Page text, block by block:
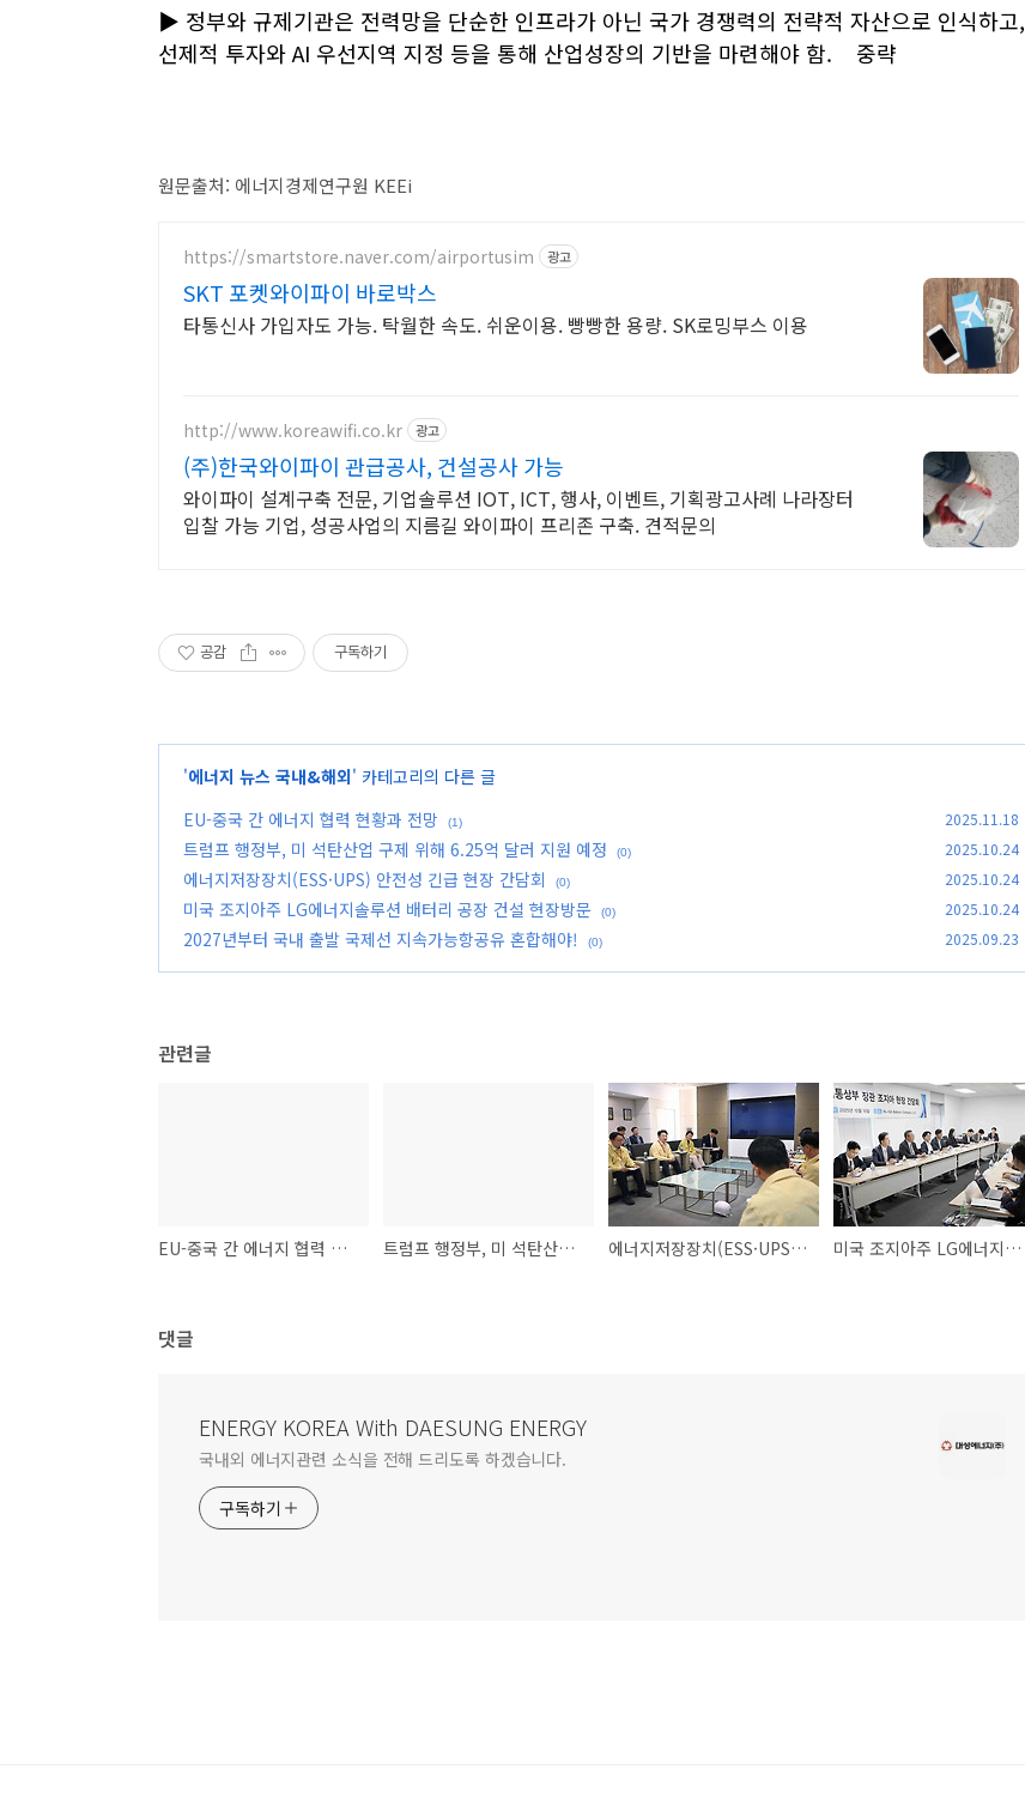
▶ 정부와 규제기관은 전력망을 단순한 인프라가 아닌 국가 경쟁력의 전략적 자산으로 인식하고,
선제적 투자와 AI 우선지역 지정 등을 통해 산업성장의 기반을 마련해야 함. 중략
원문출처: 에너지경제연구원 KEEi
https://smartstore.naver.com/airportusim 광고
SKT 포켓와이파이 바로박스
타통신사 가입자도 가능. 탁월한 속도. 쉬운이용. 빵빵한 용량. SK로밍부스 이용
http://www.koreawifi.co.kr 광고
(주)한국와이파이 관급공사, 건설공사 가능
와이파이 설계구축 전문, 기업솔루션 IOT, ICT, 행사, 이벤트, 기획광고사례 나라장터
입찰 가능 기업, 성공사업의 지름길 와이파이 프리존 구축. 견적문의
공감 구독하기
'에너지 뉴스 국내&해외' 카테고리의 다른 글
EU-중국 간 에너지 협력 현황과 전망
(1) 2025.11.18
트럼프 행정부, 미 석탄산업 구제 위해 6.25억 달러 지원 예정 (0) 2025.10.24
에너지저장장치(ESS·UPS) 안전성 긴급 현장 간담회 (0) 2025.10.24
미국 조지아주 LG에너지솔루션 배터리 공장 건설 현장방문 (0) 2025.10.24
2027년부터 국내 출발 국제선 지속가능항공유 혼합해야! (0) 2025.09.23
관련글
EU-중국 간 에너지 협력 현황과 전망 트럼프 행정부, 미 석탄산업 구제 위해 6.25억 달러 지원 예정 에너지저장장치(ESS·UPS) 안전성 긴급 현장 간담회 미국 조지아주 LG에너지솔루션 배터리 공장 건설 현장방문
댓글
ENERGY KOREA With DAESUNG ENERGY
국내외 에너지관련 소식을 전해 드리도록 하겠습니다.
구독하기